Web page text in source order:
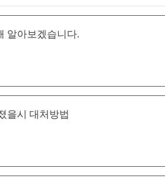
알아보겠습니다.
을시 대처방법